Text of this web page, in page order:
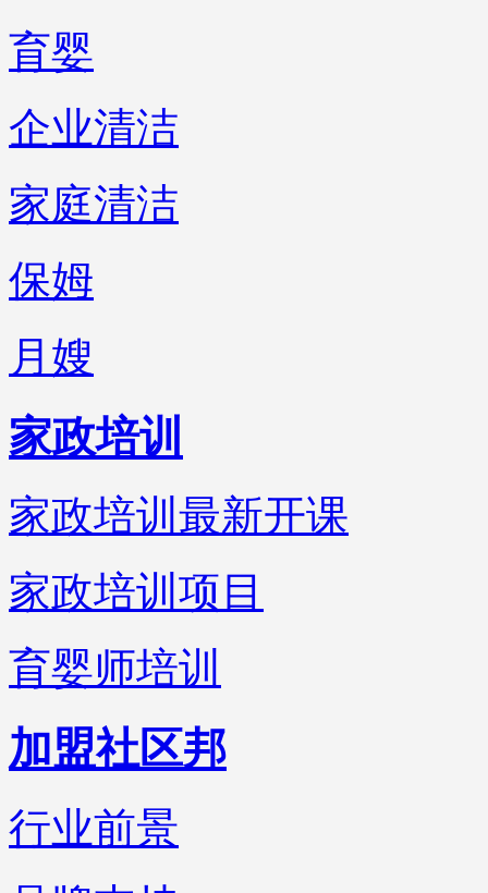
育婴
企业清洁
家庭清洁
保姆
月嫂
家政培训
家政培训最新开课
家政培训项目
育婴师培训
加盟社区邦
行业前景